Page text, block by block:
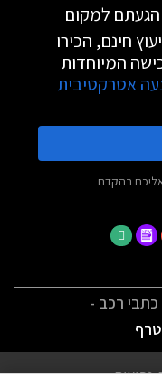
הגעתם למקום
חינם, הכירו
המיוחדות
אטרקטיבית
אליכם בהקדם
כתבי רכב -
נפוצות